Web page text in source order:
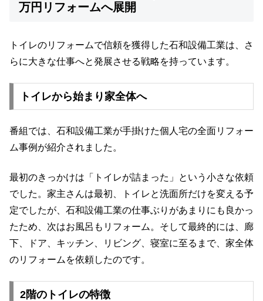
万円リフォームへ展開
トイレのリフォームで信頼を獲得した石和設備工業は、さ
らに大きな仕事へと発展させる戦略を持っています。
トイレから始まり家全体へ
番組では、石和設備工業が手掛けた個人宅の全面リフォー
ム事例が紹介されました。
最初のきっかけは「トイレが詰まった」という小さな依頼
でした。家主さんは最初、トイレと洗面所だけを変える予
定でしたが、石和設備工業の仕事ぶりがあまりにも良かっ
たため、次はお風呂もリフォーム。そして最終的には、廊
下、ドア、キッチン、リビング、寝室に至るまで、家全体
のリフォームを依頼したのです。
2階のトイレの特徴